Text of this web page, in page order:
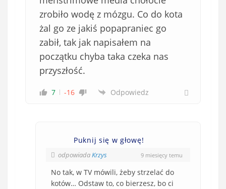
zrobiło wodę z mózgu. Co do kota
żal go ze jakiś popapraniec go
zabił, tak jak napisałem na
początku chyba taka czeka nas
przyszłość.
7 -16 Odpowiedz
Puknij się w głowę!
odpowiadaKrzys 9 miesięcy temu
No tak, w TV mówili, żeby strzelać do
kotów… Odstaw to, co bierzesz, bo ci